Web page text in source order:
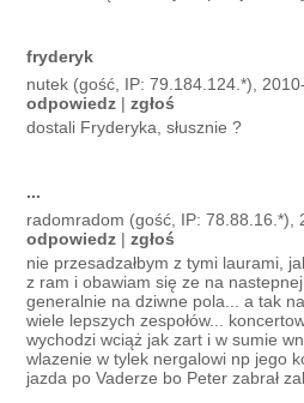
fryderyk
nutek (gość, IP: 79.184.124.*),
odpowiedz |zgłoś
dostali Fryderyka, słusznie ?
...
radomradom (gość, IP: 78.88.16.*),
odpowiedz |zgłoś
nie przesadzałbym z tymi laurami,
z ram i obawiam się ze na
generalnie na dziwne pola... a tak
wiele lepszych zespołów...
wychodzi wciąż jak zart i w sumie
wlazenie w tylek nergalowi np jego
jazda po Vaderze bo Peter zabrał